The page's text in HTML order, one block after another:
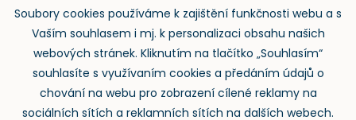
Zpětný odběr
Soubory cookies používáme k zajištění funkčnosti webu a s
Vaším souhlasem i mj. k personalizaci obsahu našich
webových stránek. Kliknutím na tlačítko „Souhlasím“
souhlasíte s využívaním cookies a předáním údajů o
chování na webu pro zobrazení cílené reklamy na
sociálních sítích a reklamních sítích na dalších webech.